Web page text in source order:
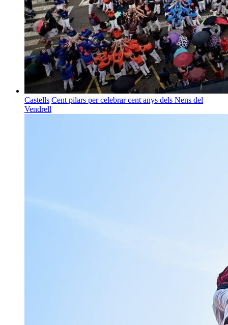
Castells Cent pilars per celebrar cent anys dels Nens del
Vendrell